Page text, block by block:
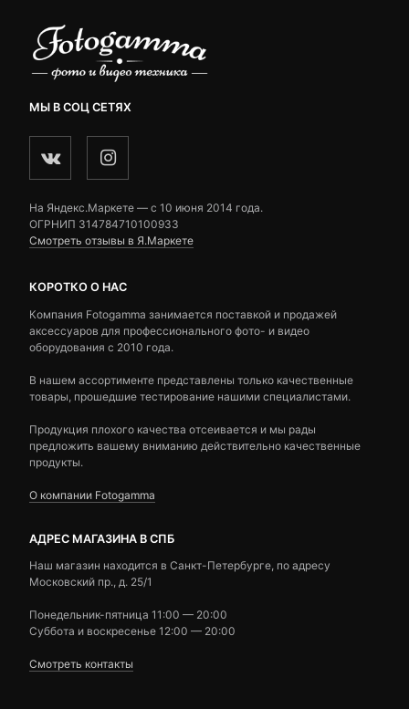
МЫ В СОЦ СЕТЯХ
На Яндекс.Маркете — c 10 июня 2014 года.
ОГРНИП 314784710100933
Смотреть отзывы в Я.Маркете
КОРОТКО О НАС
Компания Fotogamma занимается поставкой и продажей
аксессуаров для профессионального фото- и видео
оборудования с 2010 года.
В нашем ассортименте представлены только качественные
товары, прошедшие тестирование нашими специалистами.
Продукция плохого качества отсеивается и мы рады
предложить вашему вниманию действительно качественные
продукты.
О компании Fotogamma
АДРЕС МАГАЗИНА В СПБ
Наш магазин находится в Санкт-Петербурге, по адресу
Московский пр., д. 25/1
Понедельник-пятница 11:00 — 20:00
Суббота и воскресенье 12:00 — 20:00
Смотреть контакты